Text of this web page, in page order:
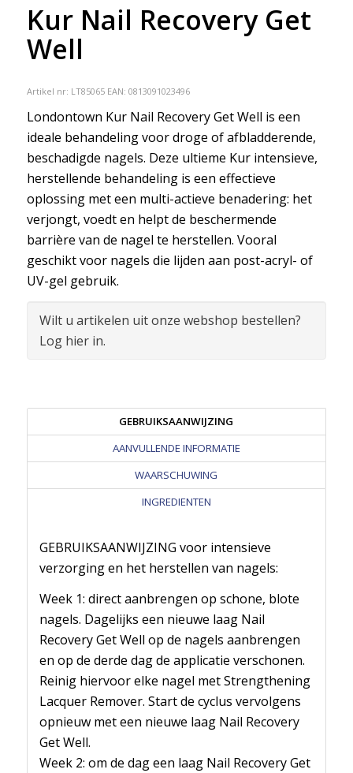
Kur Nail Recovery Get
Well
Artikel nr: LT85065 EAN: 0813091023496
Londontown Kur Nail Recovery Get Well is een
ideale behandeling voor droge of afbladderende,
beschadigde nagels. Deze ultieme Kur intensieve,
herstellende behandeling is een effectieve
oplossing met een multi-actieve benadering: het
verjongt, voedt en helpt de beschermende
barrière van de nagel te herstellen. Vooral
geschikt voor nagels die lijden aan post-acryl- of
UV-gel gebruik.
Wilt u artikelen uit onze webshop bestellen?
Log hier in.
GEBRUIKSAANWIJZING
AANVULLENDE INFORMATIE
WAARSCHUWING
INGREDIENTEN
GEBRUIKSAANWIJZING voor intensieve
verzorging en het herstellen van nagels:
Week 1: direct aanbrengen op schone, blote
nagels. Dagelijks een nieuwe laag Nail
Recovery Get Well op de nagels aanbrengen
en op de derde dag de applicatie verschonen.
Reinig hiervoor elke nagel met Strengthening
Lacquer Remover. Start de cyclus vervolgens
opnieuw met een nieuwe laag Nail Recovery
Get Well.
Week 2: om de dag een laag Nail Recovery Get